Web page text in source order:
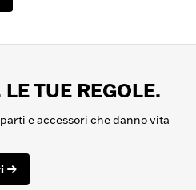
TUE REGOLE.
e accessori che danno vita